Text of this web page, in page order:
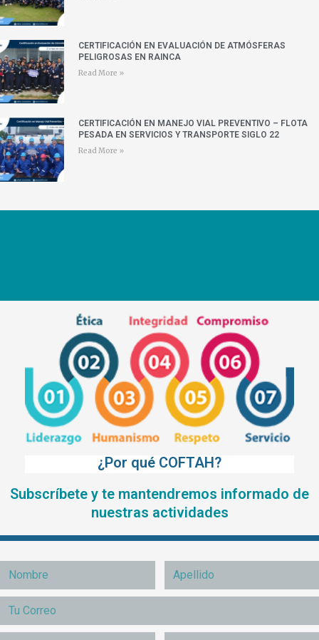
CERTIFICACIÓN EN EVALUACIÓN DE ATMÓSFERAS
PELIGROSAS EN RAINCA
Read More »
CERTIFICACIÓN EN MANEJO VIAL PREVENTIVO – FLOTA
PESADA EN SERVICIOS Y TRANSPORTE SIGLO 22
Read More »
¿Por qué COFTAH?
Subscríbete y te mantendremos informado de
nuestras actividades